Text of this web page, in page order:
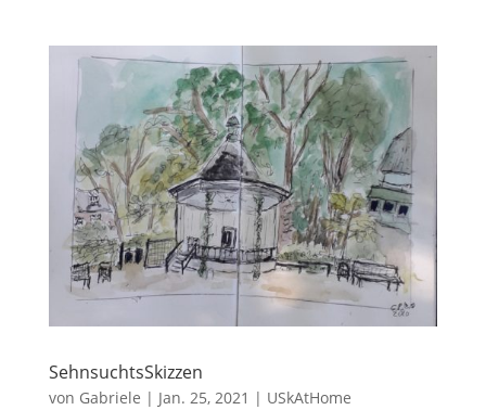
SehnsuchtsSkizzen
von Gabriele | Jan. 25, 2021 | USkAtHome